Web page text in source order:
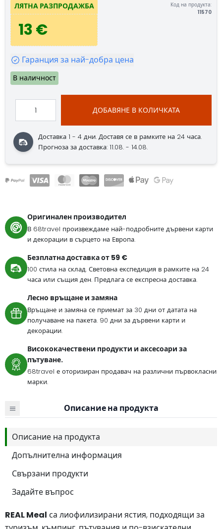
ЛЯТНА РАЗПРОДАЖБА
13 €
Код на продукта:
11570
Гаранция за най-добра цена
В наличност
ДОБАВЯНЕ В КОЛИЧКАТА
Доставка 1 - 4 дни.Доставя се в рамките на 24 часа.
Прогноза за доставка: 11.08. - 14.08.
Оригинален производител
В 68travel произвеждаме най-подробните дървени карти
и декорации в сърцето на Европа.
Безплатна доставка от 59 €
100 стила на склад. Световна експедиция в рамките на 24
часа или същия ден. Предлага се експресна доставка.
Лесно връщане и замяна
Връщане и замяна се приемат за 30 дни от датата на
получаване на пакета. 90 дни за дървени карти и
декорации.
Висококачествени продукти и аксесоари за
пътуване.
68travel е оторизиран продавач на различни първокласни
марки.
Описание на продукта
Описание на продукта
Допълнителна информация
Свързани продукти
Задайте въпрос
REAL Meal са лиофилизирани ястия, подходящи за